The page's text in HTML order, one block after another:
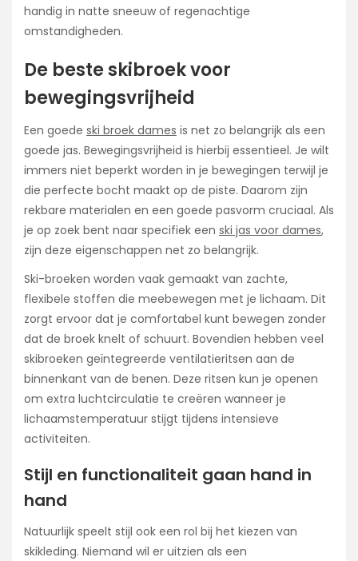
handig in natte sneeuw of regenachtige
omstandigheden.
De beste skibroek voor
bewegingsvrijheid
Een goede ski broek dames is net zo belangrijk als een
goede jas. Bewegingsvrijheid is hierbij essentieel. Je wilt
immers niet beperkt worden in je bewegingen terwijl je
die perfecte bocht maakt op de piste. Daarom zijn
rekbare materialen en een goede pasvorm cruciaal. Als
je op zoek bent naar specifiek een ski jas voor dames,
zijn deze eigenschappen net zo belangrijk.
Ski-broeken worden vaak gemaakt van zachte,
flexibele stoffen die meebewegen met je lichaam. Dit
zorgt ervoor dat je comfortabel kunt bewegen zonder
dat de broek knelt of schuurt. Bovendien hebben veel
skibroeken geïntegreerde ventilatieritsen aan de
binnenkant van de benen. Deze ritsen kun je openen
om extra luchtcirculatie te creëren wanneer je
lichaamstemperatuur stijgt tijdens intensieve
activiteiten.
Stijl en functionaliteit gaan hand in
hand
Natuurlijk speelt stijl ook een rol bij het kiezen van
skikleding. Niemand wil er uitzien als een